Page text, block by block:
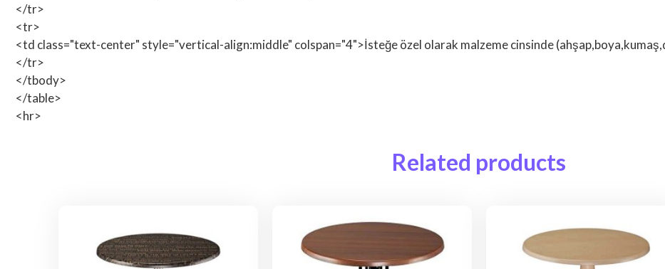
</tr>
<tr>
<td class="text-center" style="vertical-align:middle" colspan="4">İsteğe özel olarak malzeme cinsinde
</tr>
</tbody>
</table>
<hr>
Related products